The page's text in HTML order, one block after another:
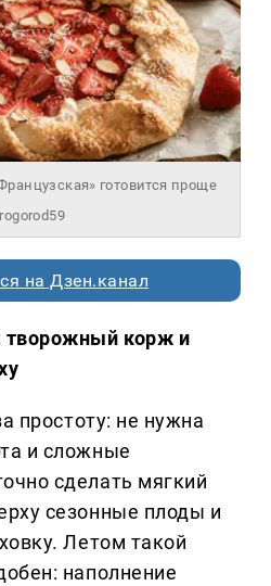
готовится проще
на Дзен.канал
творожный корж и
простоту: не нужна
и сложные
сделать мягкий
сезонные плоды и
Летом такой
наполнение